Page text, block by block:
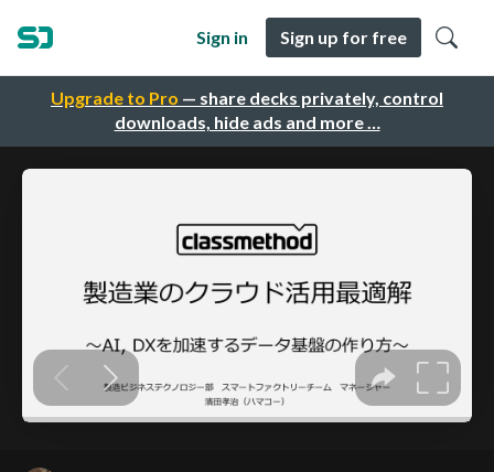
Upgrade to Pro — share decks privately, control
downloads, hide ads and more …
Sign in Sign up for free